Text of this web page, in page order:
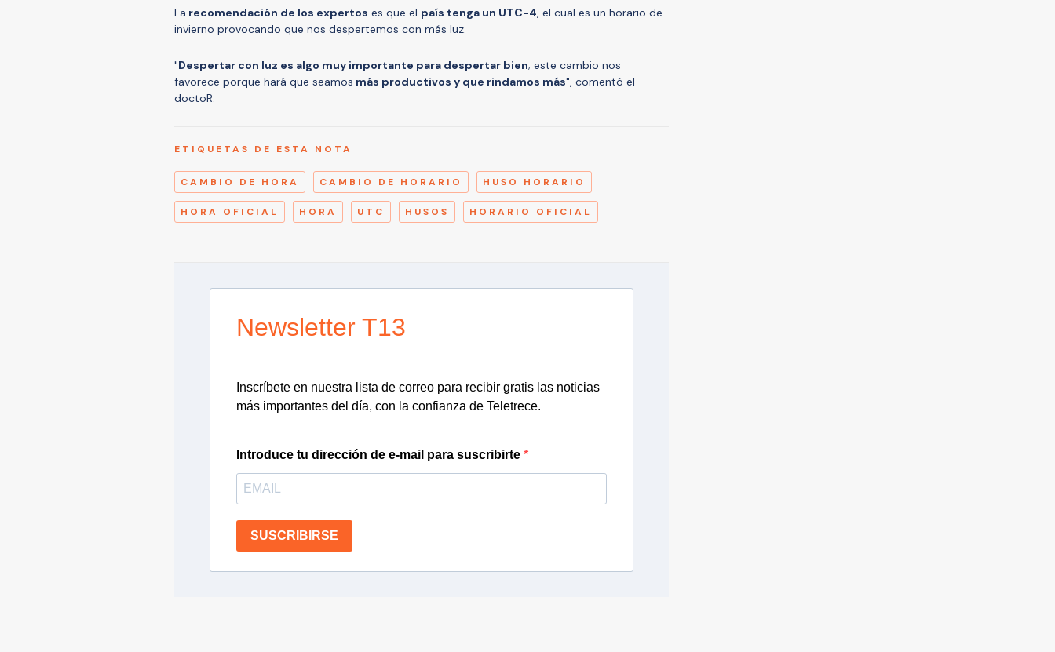
La recomendación de los expertos es que el país tenga un UTC-4, el cual es un horario de
invierno provocando que nos despertemos con más luz.
"Despertar con luz es algo muy importante para despertar bien; este cambio nos
favorece porque hará que seamos más productivos y que rindamos más", comentó el
doctoR.
ETIQUETAS DE ESTA NOTA
CAMBIO DE HORA CAMBIO DE HORARIO HUSO HORARIO
HORA OFICIAL HORA UTC HUSOS HORARIO OFICIAL
Newsletter T13
Inscríbete en nuestra lista de correo para recibir gratis las noticias
más importantes del día, con la confianza de Teletrece.
Introduce tu dirección de e-mail para suscribirte
SUSCRIBIRSE